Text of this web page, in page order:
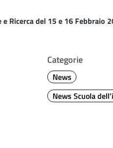
Ricerca del 15 e 16 Febbraio
Categorie
News
News Scuola